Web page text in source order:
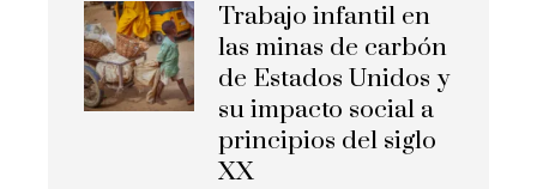
Trabajo infantil en
las minas de carbón
de Estados Unidos y
su impacto social a
principios del siglo
XX